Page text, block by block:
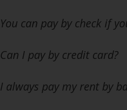
You can pay by check if
Can I pay by credit card?
I always pay my rent by